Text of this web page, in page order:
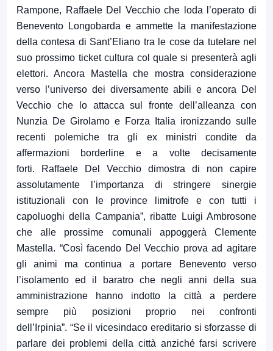
Rampone, Raffaele Del Vecchio che loda l’operato di
Benevento Longobarda e ammette la manifestazione
della contesa di Sant’Eliano tra le cose da tutelare nel
suo prossimo ticket cultura col quale si presenterà agli
elettori. Ancora Mastella che mostra considerazione
verso l’universo dei diversamente abili e ancora Del
Vecchio che lo attacca sul fronte dell’alleanza con
Nunzia De Girolamo e Forza Italia ironizzando sulle
recenti polemiche tra gli ex ministri condite da
affermazioni borderline e a volte decisamente
forti. Raffaele Del Vecchio dimostra di non capire
assolutamente l’importanza di stringere sinergie
istituzionali con le province limitrofe e con tutti i
capoluoghi della Campania”, ribatte Luigi Ambrosone
che alle prossime comunali appoggerà Clemente
Mastella. “Così facendo Del Vecchio prova ad agitare
gli animi ma continua a portare Benevento verso
l’isolamento ed il baratro che negli anni della sua
amministrazione hanno indotto la città a perdere
sempre più posizioni proprio nei confronti
dell’Irpinia”. “Se il vicesindaco ereditario si sforzasse di
parlare dei problemi della città anziché farsi scrivere